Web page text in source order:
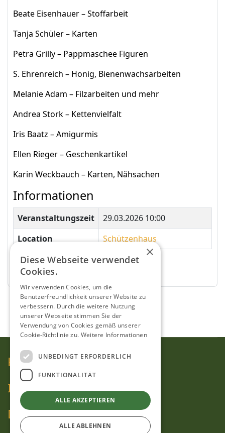
Beate Eisenhauer – Stoffarbeit
Tanja Schüler – Karten
Petra Grilly – Pappmaschee Figuren
S. Ehrenreich – Honig, Bienenwachsarbeiten
Melanie Adam – Filzarbeiten und mehr
Andrea Stork – Kettenvielfalt
Iris Baatz – Amigurmis
Ellen Rieger – Geschenkartikel
Karin Weckbauch – Karten, Nähsachen
Informationen
Veranstaltungszeit
29.03.2026 10:00
Location
Schützenhaus
Zurück
Kontakt
Impressum
Datenschutz
×
Diese Webseite verwendet
Cookies.
Wir verwenden Cookies, um die
Benutzerfreundlichkeit unserer Website zu
verbessern. Durch die weitere Nutzung
unserer Webseite stimmen Sie der
Verwendung von Cookies gemäß unserer
Cookie-Richtlinie zu. Weitere Informationen
UNBEDINGT ERFORDERLICH
FUNKTIONALITÄT
ALLE AKZEPTIEREN
ALLE ABLEHNEN